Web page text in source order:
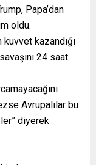
Papa’dan
oldu.
kazandığı
24 saat
Avrupalılar bu
diyerek